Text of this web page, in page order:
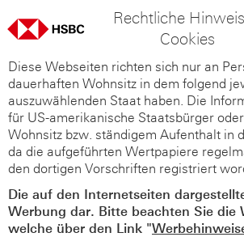
Rechtliche
Cookies
Diese Webseiten richten sich nur an
dauerhaften Wohnsitz in dem folgend
auszuwählenden Staat haben. Die
für US-amerikanische Staatsbürger
Wohnsitz bzw. ständigem Aufenthalt in
da die aufgeführten Wertpapiere
den dortigen Vorschriften registriert
Die auf den Internetseiten
Werbung dar. Bitte beachten Sie die
welche über den Link "